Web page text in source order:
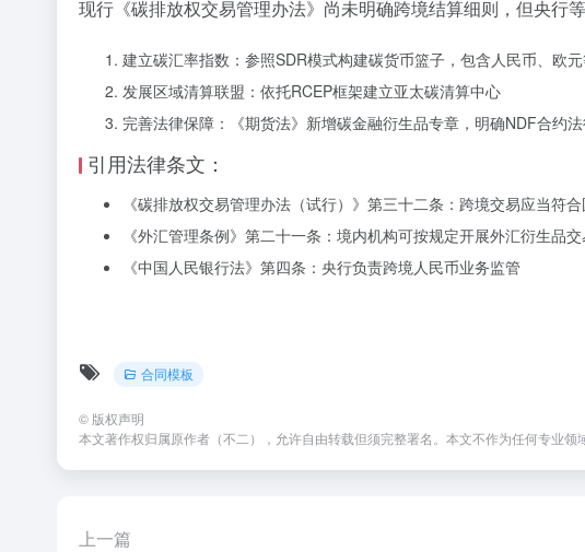
现行《碳排放权交易管理办法》尚未明确跨境结算细则，但央行
建立碳汇率指数：参照SDR模式构建碳货币篮子，包含人民币、欧
发展区域清算联盟：依托RCEP框架建立亚太碳清算中心
完善法律保障：《期货法》新增碳金融衍生品专章，明确NDF合约
引用法律条文：
《碳排放权交易管理办法（试行）》第三十二条：跨境交易应当符
《外汇管理条例》第二十一条：境内机构可按规定开展外汇衍生品
《中国人民银行法》第四条：央行负责跨境人民币业务监管
合同模板
© 版权声明
本文著作权归属原作者（不二），允许自由转载但须完整署名。本文不作为任何专业
上一篇